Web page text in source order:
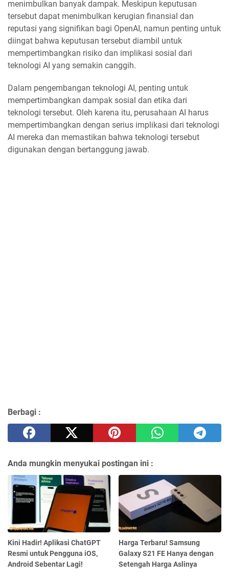
menimbulkan banyak dampak. Meskipun keputusan
tersebut dapat menimbulkan kerugian finansial dan
reputasi yang signifikan bagi OpenAI, namun penting untuk
diingat bahwa keputusan tersebut diambil untuk
mempertimbangkan risiko dan implikasi sosial dari
teknologi AI yang semakin canggih.
Dalam pengembangan teknologi AI, penting untuk
mempertimbangkan dampak sosial dan etika dari
teknologi tersebut. Oleh karena itu, perusahaan AI harus
mempertimbangkan dengan serius implikasi dari teknologi
AI mereka dan memastikan bahwa teknologi tersebut
digunakan dengan bertanggung jawab.
Berbagi :
Anda mungkin menyukai postingan ini :
Kini Hadir! Aplikasi ChatGPT
Resmi untuk Pengguna iOS,
Android Sebentar Lagi!
Harga Terbaru! Samsung
Galaxy S21 FE Hanya dengan
Setengah Harga Aslinya